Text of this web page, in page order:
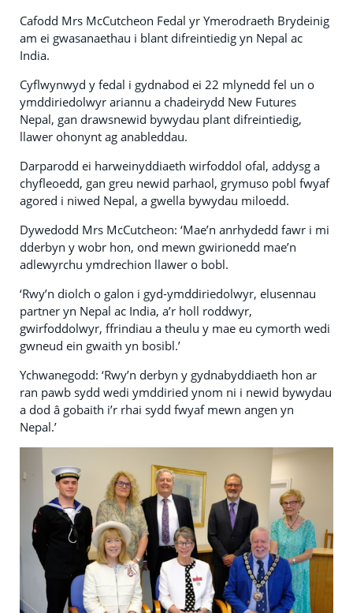
Cafodd Mrs McCutcheon Fedal yr Ymerodraeth Brydeinig
am ei gwasanaethau i blant difreintiedig yn Nepal ac
India.
Cyflwynwyd y fedal i gydnabod ei 22 mlynedd fel un o
ymddiriedolwyr ariannu a chadeirydd New Futures
Nepal, gan drawsnewid bywydau plant difreintiedig,
llawer ohonynt ag anableddau.
Darparodd ei harweinyddiaeth wirfoddol ofal, addysg a
chyfleoedd, gan greu newid parhaol, grymuso pobl fwyaf
agored i niwed Nepal, a gwella bywydau miloedd.
Dywedodd Mrs McCutcheon: ‘Mae’n anrhydedd fawr i mi
dderbyn y wobr hon, ond mewn gwirionedd mae’n
adlewyrchu ymdrechion llawer o bobl.
‘Rwy’n diolch o galon i gyd-ymddiriedolwyr, elusennau
partner yn Nepal ac India, a’r holl roddwyr,
gwirfoddolwyr, ffrindiau a theulu y mae eu cymorth wedi
gwneud ein gwaith yn bosibl.’
Ychwanegodd: ‘Rwy’n derbyn y gydnabyddiaeth hon ar
ran pawb sydd wedi ymddiried ynom ni i newid bywydau
a dod â gobaith i’r rhai sydd fwyaf mewn angen yn
Nepal.’